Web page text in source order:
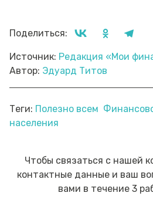
Поделиться:
Источник: Редакция «Мои
Автор: Эдуард Титов
Теги: Полезно всем
населения
Чтобы связаться с нашей
контактные данные и ваш
вами в течение 3